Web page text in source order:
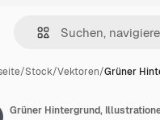
/Stock/Vektoren/Grüner